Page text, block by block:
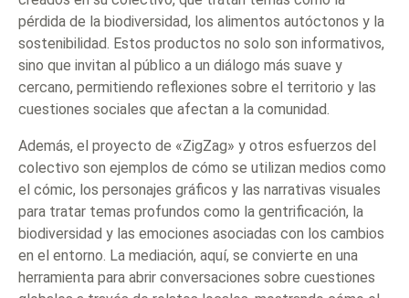
pérdida de la biodiversidad, los alimentos autóctonos y la
sostenibilidad. Estos productos no solo son informativos,
sino que invitan al público a un diálogo más suave y
cercano, permitiendo reflexiones sobre el territorio y las
cuestiones sociales que afectan a la comunidad.
Además, el proyecto de «ZigZag» y otros esfuerzos del
colectivo son ejemplos de cómo se utilizan medios como
el cómic, los personajes gráficos y las narrativas visuales
para tratar temas profundos como la gentrificación, la
biodiversidad y las emociones asociadas con los cambios
en el entorno. La mediación, aquí, se convierte en una
herramienta para abrir conversaciones sobre cuestiones